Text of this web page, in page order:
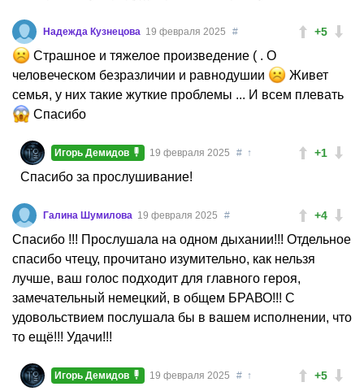
+5
Надежда Кузнецова 19 февраля 2025 #
Страшное и тяжелое произведение ( . О
человеческом безразличии и равнодушии
Живет
семья, у них такие жуткие проблемы ... И всем плевать
Спасибо
+1
Игорь Демидов 19 февраля 2025 # ↑
Спасибо за прослушивание!
+4
Галина Шумилова 19 февраля 2025 #
Спасибо !!! Прослушала на одном дыхании!!! Отдельное
спасибо чтецу, прочитано изумительно, как нельзя
лучше, ваш голос подходит для главного героя,
замечательный немецкий, в общем БРАВО!!! С
удовольствием послушала бы в вашем исполнении, что
то ещё!!! Удачи!!!
+5
Игорь Демидов 19 февраля 2025 # ↑